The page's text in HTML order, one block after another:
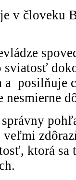
v človeku
a posilňuje
nesmierne
ktorá sa